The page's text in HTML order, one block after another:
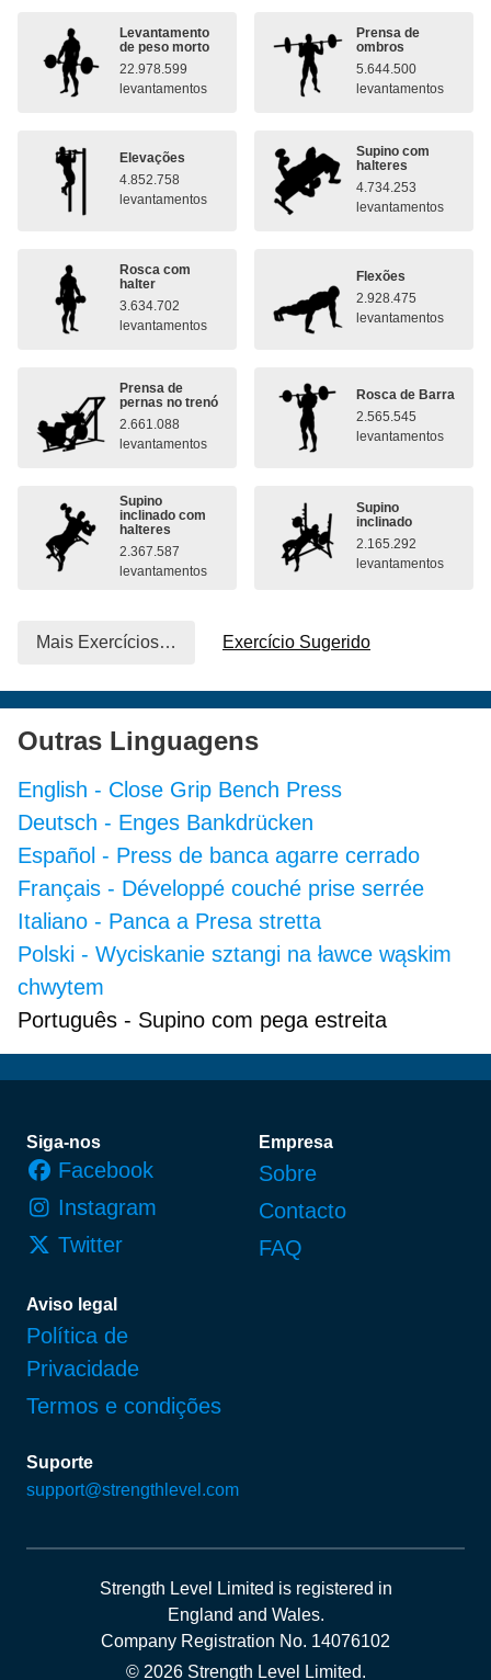
Levantamento
de peso morto
22.978.599
levantamentos
Prensa de
ombros
5.644.500
levantamentos
Elevações
4.852.758
levantamentos
Supino com
halteres
4.734.253
levantamentos
Rosca com
halter
3.634.702
levantamentos
Flexões
2.928.475
levantamentos
Prensa de
pernas no trenó
2.661.088
levantamentos
Rosca de Barra
2.565.545
levantamentos
Supino
inclinado com
halteres
2.367.587
levantamentos
Supino
inclinado
2.165.292
levantamentos
Mais Exercícios… Exercício Sugerido
Outras Linguagens
English - Close Grip Bench Press
Deutsch - Enges Bankdrücken
Español - Press de banca agarre cerrado
Français - Développé couché prise serrée
Italiano - Panca a Presa stretta
Polski - Wyciskanie sztangi na ławce wąskim
chwytem
Português - Supino com pega estreita
Rodapé
Siga-nos
Facebook
Instagram
Twitter
Empresa
Sobre
Contacto
FAQ
Aviso legal
Política de
Privacidade
Termos e condições
Suporte
support@strengthlevel.com
Strength Level Limited is registered in
England and Wales.
Company Registration No. 14076102
© 2026 Strength Level Limited.